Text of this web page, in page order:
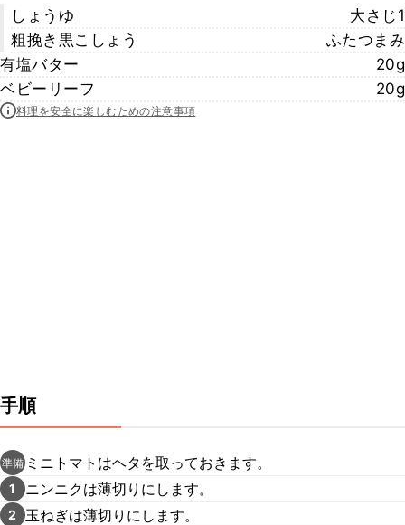
しょうゆ
大さじ1
粗挽き黒こしょう
ふたつまみ
有塩バター
20g
ベビーリーフ
20g
料理を安全に楽しむための注意事項
手順
準備 ミニトマトはヘタを取っておきます。
1 ニンニクは薄切りにします。
2 玉ねぎは薄切りにします。